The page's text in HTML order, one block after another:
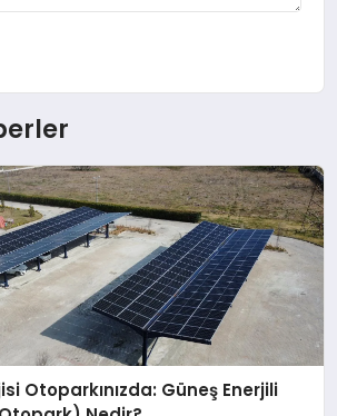
Otoparkınızda: Güneş Enerjili